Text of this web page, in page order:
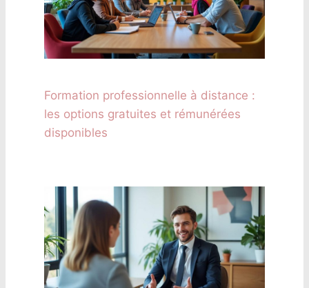
Formation professionnelle à distance :
les options gratuites et rémunérées
disponibles